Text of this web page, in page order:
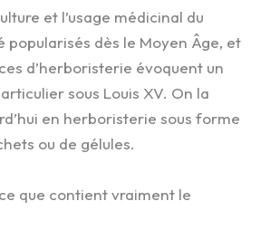
et l’usage médicinal du
popularisés dès le Moyen Âge, et
d’herboristerie évoquent un
sous Louis XV. On la
en herboristerie sous forme
ou de gélules.
que contient vraiment le